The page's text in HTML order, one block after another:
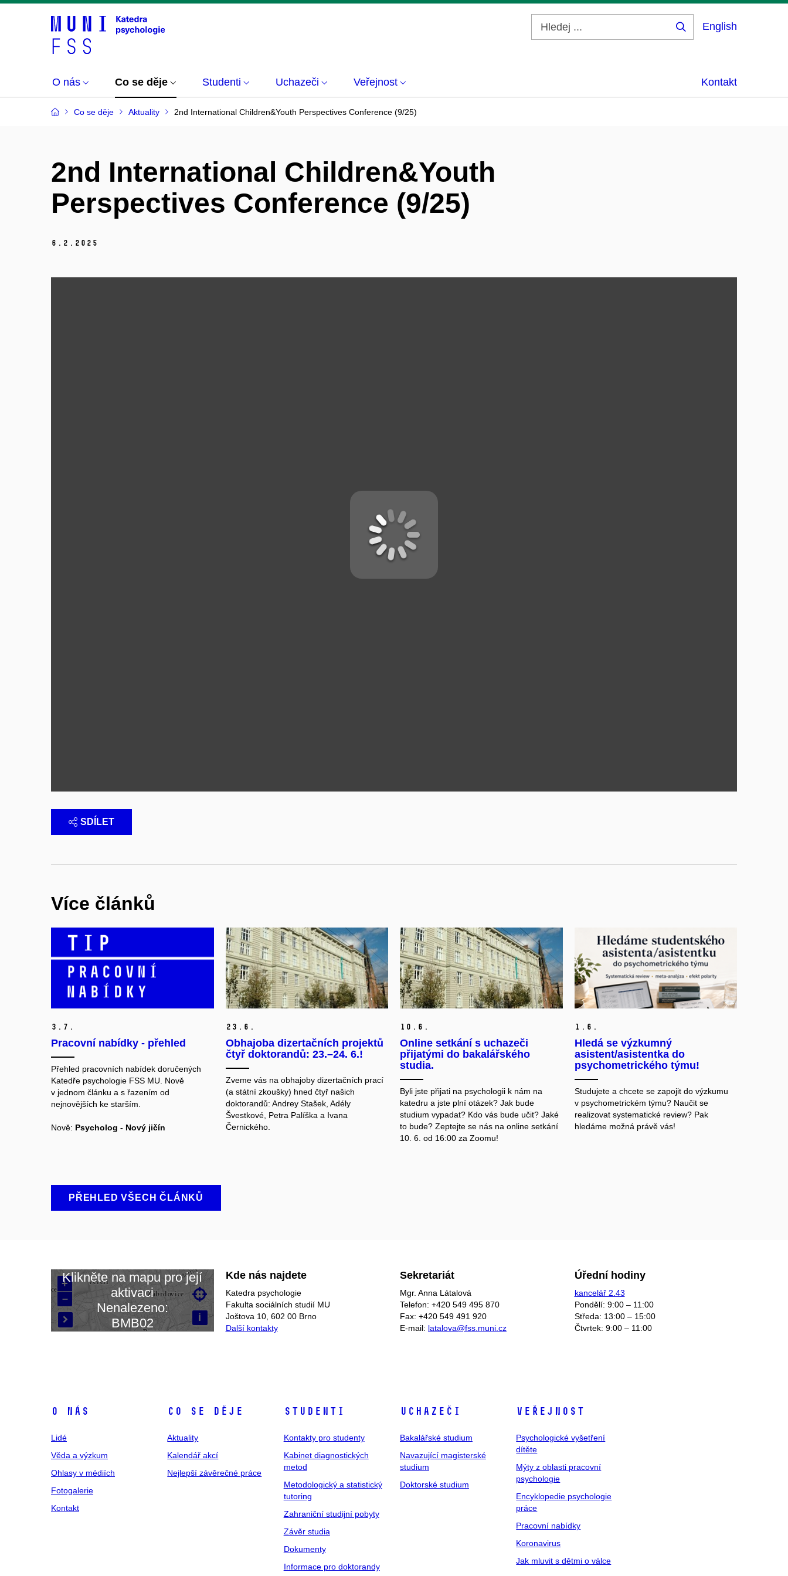
English
O nás Co se děje Studenti Uchazeči Veřejnost Kontakt
Co se děje Aktuality 2nd International Children&Youth Perspectives Conference (9/25)
2nd International Children&Youth
Perspectives Conference (9/25)
6. 2. 2025
SDÍLET
Více článků
3. 7.
Pracovní nabídky - přehled
Přehled pracovních nabídek doručených
Katedře psychologie FSS MU. Nově
v jednom článku a s řazením od
nejnovějších ke starším.
Nově: Psycholog - Nový jičín
23. 6.
Obhajoba dizertačních projektů
čtyř doktorandů: 23.–24. 6.!
Zveme vás na obhajoby dizertačních prací
(a státní zkoušky) hned čtyř našich
doktorandů: Andrey Stašek, Adély
Švestkové, Petra Palíška a Ivana
Černického.
10. 6.
Online setkání s uchazeči
přijatými do bakalářského
studia.
Byli jste přijati na psychologii k nám na
katedru a jste plní otázek? Jak bude
studium vypadat? Kdo vás bude učit? Jaké
to bude? Zeptejte se nás na online setkání
10. 6. od 16:00 za Zoomu!
1. 6.
Hledá se výzkumný
asistent/asistentka do
psychometrického týmu!
Studujete a chcete se zapojit do výzkumu
v psychometrickém týmu? Naučit se
realizovat systematické review? Pak
hledáme možná právě vás!
PŘEHLED VŠECH ČLÁNKŮ
Načítám mapu…
+
–
i


Klikněte na mapu pro její
aktivaci
Nenalezeno:
BMB02
Kde nás najdete
Katedra psychologie
Fakulta sociálních studií MU
Joštova 10, 602 00 Brno
Další kontakty
Sekretariát
Mgr. Anna Látalová
Telefon: +420 549 495 870
Fax: +420 549 491 920
E-mail: latalova@fss.muni.cz
Úřední hodiny
kancelář 2.43
Pondělí: 9:00 – 11:00
Středa: 13:00 – 15:00
Čtvrtek: 9:00 – 11:00
O nás
Lidé
Věda a výzkum
Ohlasy v médiích
Fotogalerie
Kontakt
Co se děje
Aktuality
Kalendář akcí
Nejlepší závěrečné práce
Studenti
Kontakty pro studenty
Kabinet diagnostických
metod
Metodologický a statistický
tutoring
Zahraniční studijní pobyty
Závěr studia
Dokumenty
Informace pro doktorandy
Uchazeči
Bakalářské studium
Navazující magisterské
studium
Doktorské studium
Veřejnost
Psychologické vyšetření
dítěte
Mýty z oblasti pracovní
psychologie
Encyklopedie psychologie
práce
Pracovní nabídky
Koronavirus
Jak mluvit s dětmi o válce